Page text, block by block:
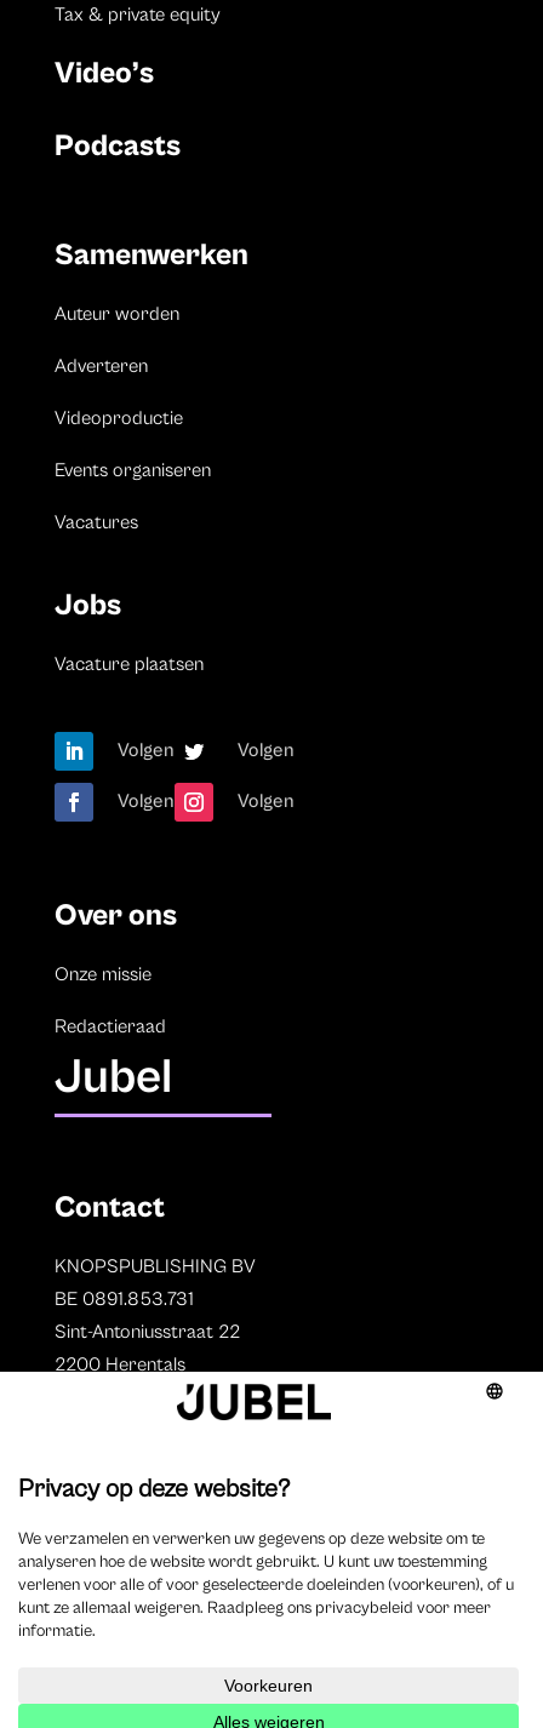
Tax & private equity
Video’s
Podcasts
Samenwerken
Auteur worden
Adverteren
Videoproductie
Events organiseren
Vacatures
Jobs
Vacature plaatsen
Volgen Volgen
Volgen Volgen
Over ons
Onze missie
Redactieraad
Jubel
Contact
KNOPSPUBLISHING BV
BE 0891.853.731
Sint-Antoniusstraat 22
2200 Herentals
Auteurs
Overzicht auteurs
Auteur worden?
2025 Jubel – Webdesign byWisemen